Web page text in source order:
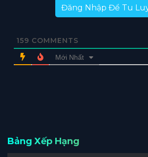
Đăng Nhập Để Tu
159 COMMENTS
Mới Nhất
Bảng Xếp Hạng